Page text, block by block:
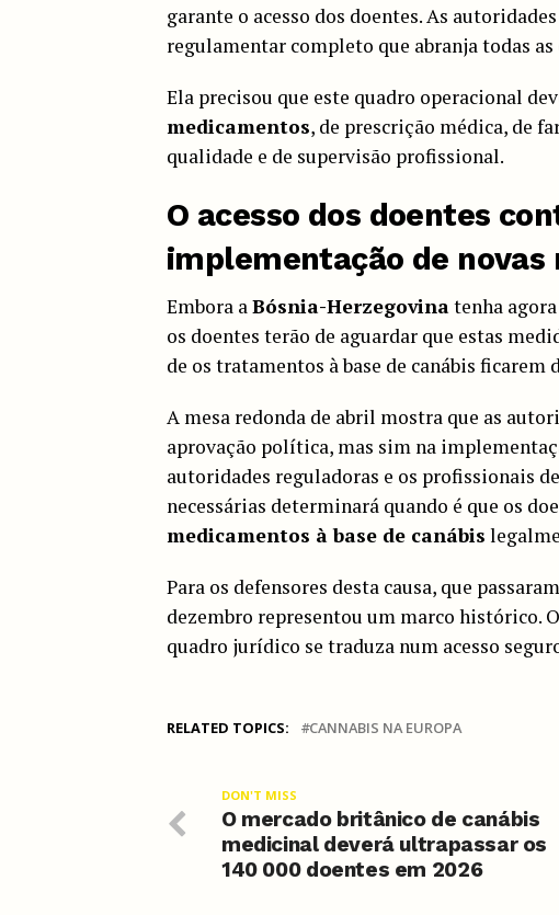
garante o acesso dos doentes. As
regulamentar completo que abranja todas
Ela precisou que este quadro operacional
medicamentos, de prescrição médica, de
qualidade e de supervisão profissional.
O acesso dos doentes
implementação de
Embora a Bósnia-Herzegovina tenha
os doentes terão de aguardar que estas
de os tratamentos à base de canábis
A mesa redonda de abril mostra que as
aprovação política, mas sim na
autoridades reguladoras e os profissionais
necessárias determinará quando é que os
medicamentos à base de canábis
Para os defensores desta causa, que
dezembro representou um marco histórico.
quadro jurídico se traduza num acesso
RELATED TOPICS: CANNABIS NA EUROPA
DON'T MISS
O mercado britânico de canábis
medicinal deverá ultrapassar os
140 000 doentes em 2026